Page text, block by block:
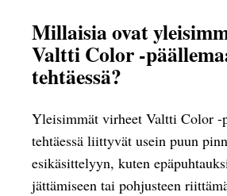
Millaisia ovat
Valtti Color -
tehtäessä?
Yleisimmät virheet Valtti Color -
tehtäessä liittyvät usein puun
esikäsittelyyn, kuten
jättämiseen tai pohjusteen